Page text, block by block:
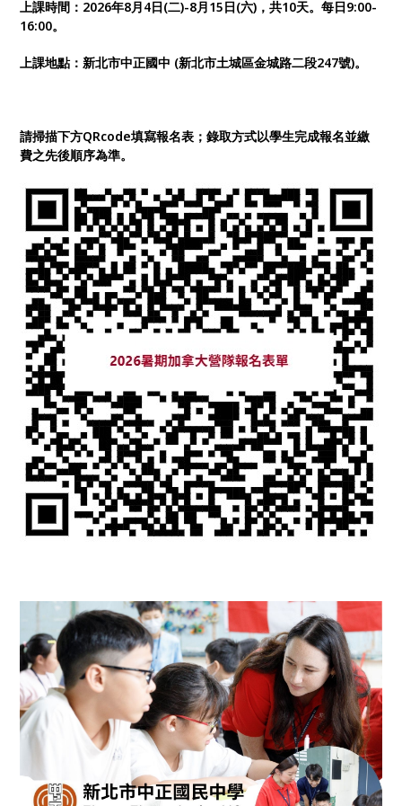
上課時間：2026年8月4日(二)-8月15日(六)，共10天。每日9:00-
16:00。
上課地點：新北市中正國中 (新北市土城區金城路二段247號)。
請掃描下方QRcode填寫報名表；錄取方式以學生完成報名並繳
費之先後順序為準。